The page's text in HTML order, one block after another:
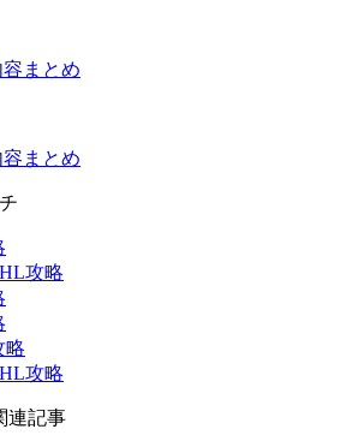
まとめ
まとめ
攻略
略
攻略
連記事